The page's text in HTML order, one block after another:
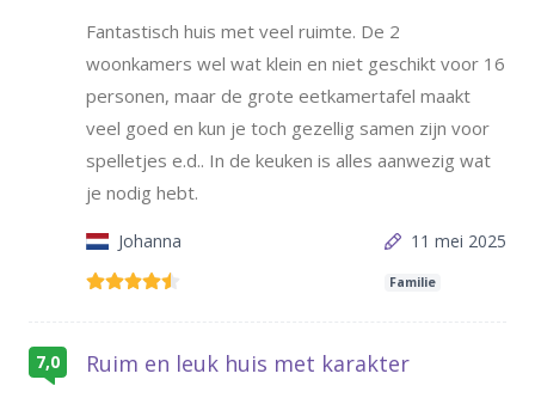
Fantastisch huis met veel ruimte. De 2
woonkamers wel wat klein en niet geschikt voor 16
personen, maar de grote eetkamertafel maakt
veel goed en kun je toch gezellig samen zijn voor
spelletjes e.d.. In de keuken is alles aanwezig wat
je nodig hebt.
Johanna 11 mei 2025
Familie
7,0 Ruim en leuk huis met karakter